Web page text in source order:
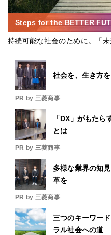
Steps for the BETTER
持続可能な社会のために。「
社会を、生き方
PR by 三菱商事
「DX」がもた
とは
PR by 三菱商事
多様な業界の知
革を
PR by 三菱商事
三つのキーワー
ラル社会への道